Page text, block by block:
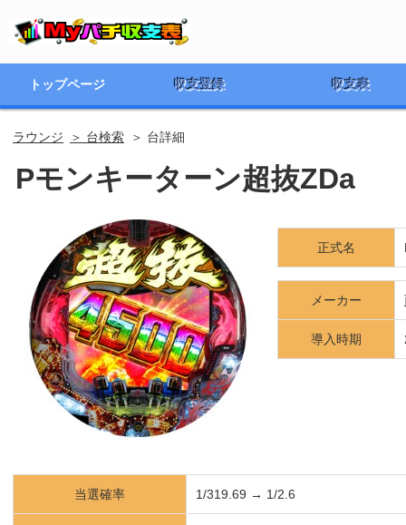
トップページ 収支登録 収支表
ラウンジ ＞ 台検索 ＞ 台詳細
Pモンキーターン超抜ZDa
正式名
メーカー
導入時期
当選確率 1/319.69 → 1/2.6